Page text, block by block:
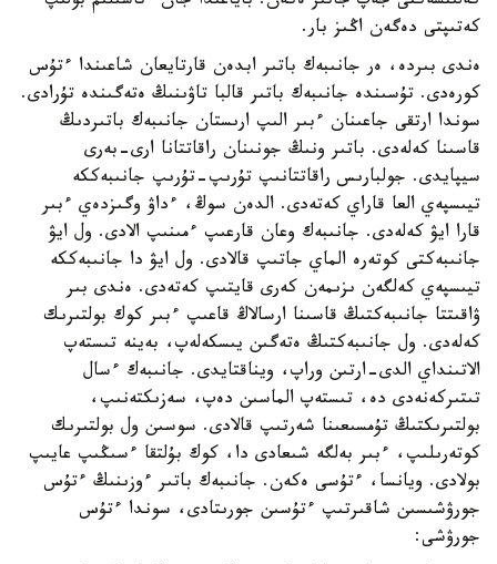
كەتىپتى دەگەن اڭىز بار.
ەندى بىردە، ەر جانىبەك باتىر ابدەن قارتايعان شاعىندا ءتۇس
كورەدى. تۇسىندە جانىبەك باتىر قالبا تاۋىنىڭ ەتەگىندە تۇرادى.
سوندا ارتقى جاعىنان ءبىر الىپ ارىستان جانىبەك باتىردىڭ
قاسىنا كەلەدى. باتىر ونىڭ جونىنان راقاتتانا ارى-بەرى
سيپايدى. جولبارىس راقاتتانىپ تۇرىپ-تۇرىپ جانىبەككە
تيىسپەي العا قاراي كەتەدى. الدەن سوڭ، ءداۋ وگىزدەي ءبىر
قارا ايۋ كەلەدى. جانىبەك وعان قارعىپ ءمىنىپ الادى. ول ايۋ
جانىبەكتى كوتەرە الماي جاتىپ قالادى. ول ايۋ دا جانىبەككە
تيىسپەي كەلگەن ىزىمەن كەرى قايتىپ كەتەدى. ەندى بىر
ۋاقىتتا جانىبەكتىڭ قاسىنا ارسالاڭ قاعىپ ءبىر كوك بولتىرىك
كەلەدى. ول جانىبەكتىڭ ەتەگىن يىسكەلەپ، بەينە تىستەپ
الاتىنداي الدى-ارتىن وراپ، ويناقتايدى. جانىبەك ءسال
تىتىركەنەدى دە، تىستەپ الماسىن دەپ، سەزىكتەنىپ،
بولتىرىكتىڭ تۇمسىعىنا شەرتىپ قالادى. سوسىن ول بولتىرىك
كوتەرىلىپ، ءبىر بەلگە شىعادى دا، كوك بۇلتقا ءسىڭىپ عايىپ
بولادى. ويانسا، ءتۇسى ەكەن. جانىبەك باتىر ءوزىنىڭ ءتۇس
جورۋشىسىن شاقىرتىپ ءتۇسىن جورىتادى، سوندا ءتۇس
جورۋشى: